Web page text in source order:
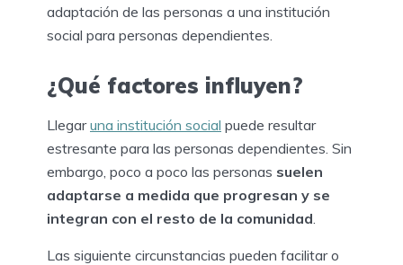
adaptación de las personas a una institución
social para personas dependientes.
¿Qué factores influyen?
Llegaruna institución social puede resultar
estresante para las personas dependientes. Sin
embargo, poco a poco las personas suelen
adaptarse a medida que progresan y se
integran con el resto de la comunidad
Las siguiente circunstancias pueden facilitar o